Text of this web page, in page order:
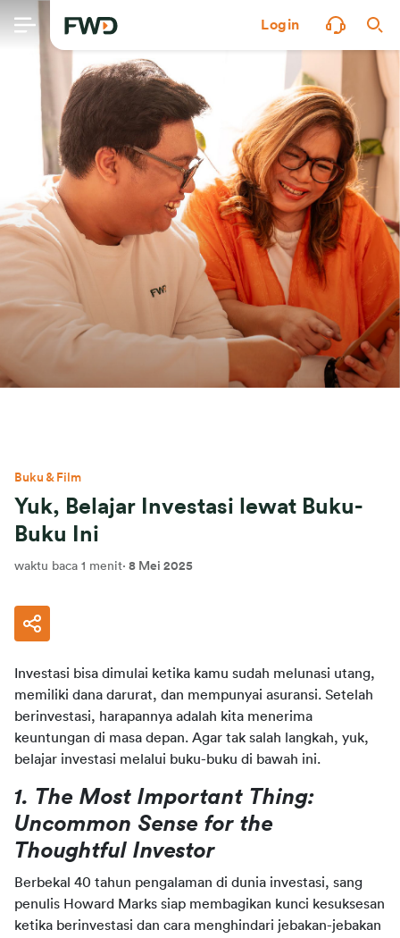
Login
Buku & Film
Yuk, Belajar Investasi lewat Buku-
Buku Ini
waktu baca 1 menit· 8 Mei 2025
Investasi bisa dimulai ketika kamu sudah melunasi utang,
memiliki dana darurat, dan mempunyai asuransi. Setelah
berinvestasi, harapannya adalah kita menerima
keuntungan di masa depan. Agar tak salah langkah, yuk,
belajar investasi melalui buku-buku di bawah ini.
1. The Most Important Thing:
Uncommon Sense for the
Thoughtful Investor
Berbekal 40 tahun pengalaman di dunia investasi, sang
penulis Howard Marks siap membagikan kunci kesuksesan
ketika berinvestasi dan cara menghindari jebakan-jebakan